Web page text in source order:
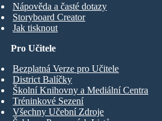
Nápověda a časté dotazy
Storyboard Creator
Jak tisknout
Pro Učitele
Bezplatná Verze pro Učitele
District Balíčky
Školní Knihovny a Mediální Centra
Tréninkové Sezení
Všechny Učební Zdroje